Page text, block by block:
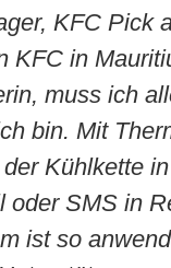
KFC Pick
KFC in
muss ich
bin. Mit
Kühlkette
oder SMS in
ist so